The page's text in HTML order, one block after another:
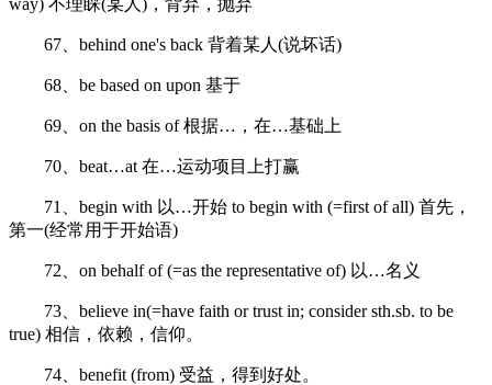
67、behind one's back 背着某人(说坏话)
68、be based on upon 基于
69、on the basis of 根据…，在…基础上
70、beat…at 在…运动项目上打赢
71、begin with 以…开始 to begin with (=first of all) 首先，
第一(经常用于开始语)
72、on behalf of (=as the representative of) 以…名义
73、believe in(=have faith or trust in; consider sth.sb. to be
true) 相信，依赖，信仰。
74、benefit (from) 受益，得到好处。